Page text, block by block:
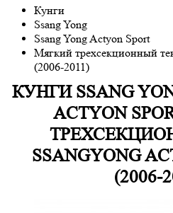
Кунги
Ssang Yong
Ssang Yong Actyon Sport
Мягкий трехсекционный
(2006-2011)
КУНГИ SSANG
ACTYON
SSANGYONG
(2006-